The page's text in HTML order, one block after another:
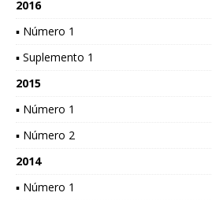
2016
▪ Número 1
▪ Suplemento 1
2015
▪ Número 1
▪ Número 2
2014
▪ Número 1